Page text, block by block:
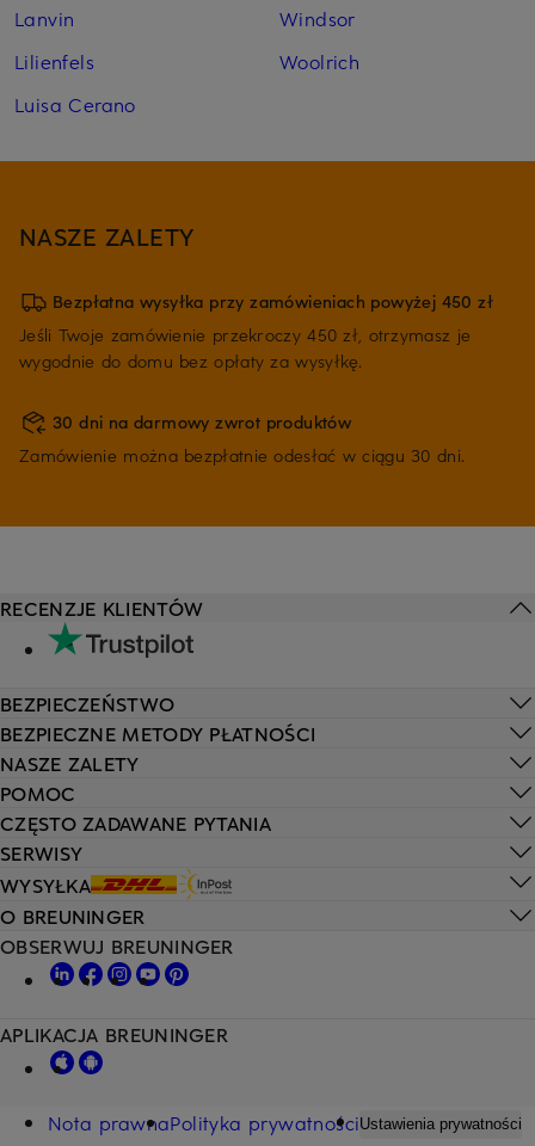
Lanvin
Lilienfels
Luisa Cerano
Windsor
Woolrich
NASZE ZALETY
Bezpłatna wysyłka przy zamówieniach powyżej 450 zł
Jeśli Twoje zamówienie przekroczy 450 zł, otrzymasz je
wygodnie do domu bez opłaty za wysyłkę.
30 dni na darmowy zwrot produktów
Zamówienie można bezpłatnie odesłać w ciągu 30 dni.
POMOC
CZĘSTO ZADAWANE PYTANIA
SERWISY
WYSYŁKA
RECENZJE KLIENTÓW
BEZPIECZEŃSTWO
BEZPIECZNE METODY PŁATNOŚCI
NASZE ZALETY
O BREUNINGER
OBSERWUJ BREUNINGER
APLIKACJA BREUNINGER
Nota prawnaPolityka prywatnościUstawienia prywatności